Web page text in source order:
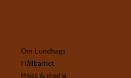
Om Lundhags
Hållbarhet
Press & media